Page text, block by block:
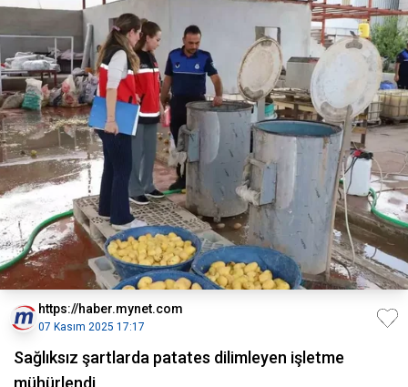
https://haber.mynet.com
07 Kasım 2025 17:17
Sağlıksız şartlarda patates dilimleyen işletme
mühürlendi